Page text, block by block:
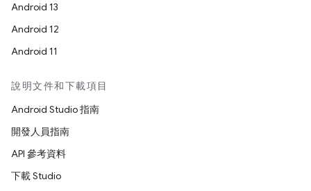
Android 13
Android 12
Android 11
說明文件和下載項目
Android Studio 指南
開發人員指南
API 參考資料
下載 Studio